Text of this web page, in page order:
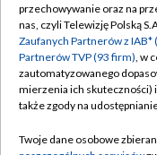
Abonament TVP
Emisja w TVP
Centrum informacji
Naziemna
przechowywanie oraz na
nas, czyli Telewizję Polską
Zaufanych Partnerów z IAB*
Partnerów TVP (93 firm), w
zautomatyzowanego
mierzenia ich skuteczności)
także zgody na
Twoje dane osobowe